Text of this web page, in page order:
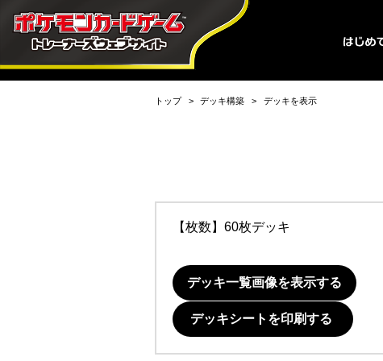
トップ デッキ構築 デッキを表示
【枚数】60枚デッキ
デッキ一覧画像を表示する
デッキシートを印刷する